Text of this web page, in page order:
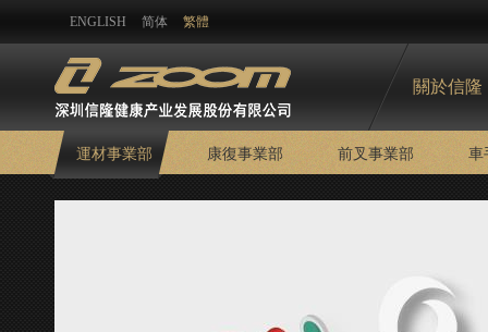
ENGLISH 简体 繁體
關於信隆
運材事業部 康復事業部 前叉事業部 車